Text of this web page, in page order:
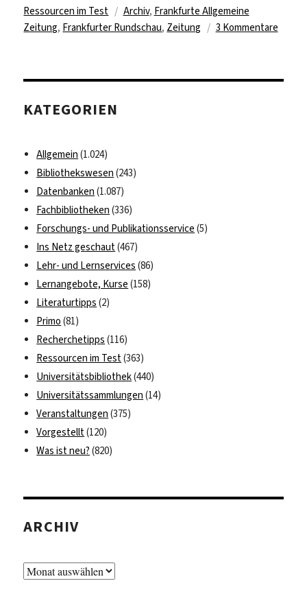
am
Ressourcen im Test
Schlagwörter
Archiv, Frankfurte Allgemeine
Zeitung, Frankfurter Rundschau, Zeitung 3 Kommentarezu
das
KATEGORIEN
Allgemein (1.024)
Bibliothekswesen (243)
Datenbanken (1.087)
Fachbibliotheken (336)
Forschungs- und Publikationsservice (5)
Ins Netz geschaut(467)
Lehr- und Lernservices (86)
Lernangebote, Kurse (158)
Literaturtipps (2)
Primo (81)
Recherchetipps (116)
Ressourcen im Test(363)
Universitätsbibliothek(440)
Universitätssammlungen (14)
Veranstaltungen (375)
Vorgestellt(120)
Was ist neu? (820)
ARCHIV
Archiv